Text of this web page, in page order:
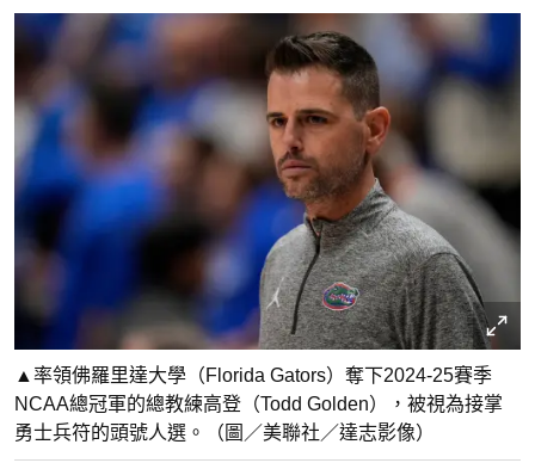
▲率領佛羅里達大學（Florida Gators）奪下2024-25賽季
NCAA總冠軍的總教練高登（Todd Golden），被視為接掌
勇士兵符的頭號人選。（圖／美聯社／達志影像）